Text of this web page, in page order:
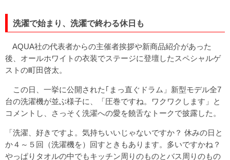
洗濯で始まり、洗濯で終わる休日も
AQUA社の代表者からの主催者挨拶や新商品紹介があった
後、オールホワイトの衣装でステージに登壇したスペシャルゲ
ストの町田啓太。
この日、一挙に公開された｢まっ直ぐドラム」新型モデル全7
台の洗濯機が並ぶ様子に、「圧巻ですね。ワクワクします」と
コメントし、さっそく洗濯への愛を饒舌なトークで披露した。
「洗濯、好きですよ。気持ちいいじゃないですか？ 休みの日と
か４～５回（洗濯機を）回すときもあります。多いですかね？
やっぱりタオルの中でもキッチン周りのものとバス周りのもの